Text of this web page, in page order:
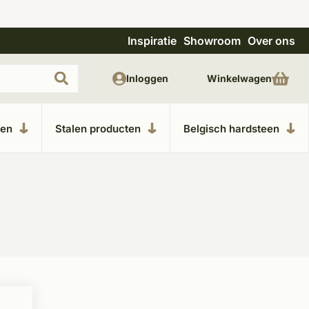
Uitgebreide showroom in Kesteren Unieke
Inspiratie Showroom Over ons
Stalen producten Belgisch hardsteen
Inloggen Winkelwagen